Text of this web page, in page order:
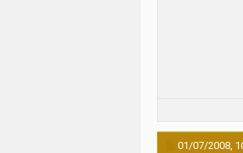
01/07/2008,